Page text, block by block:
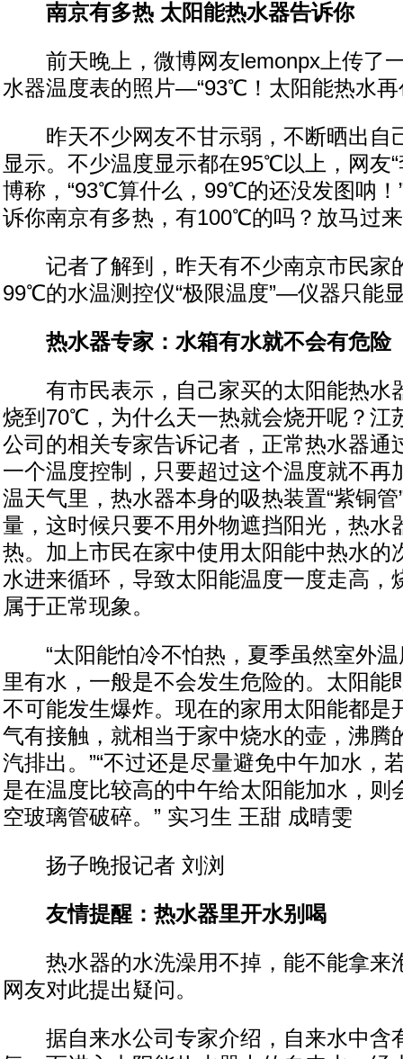
南京有多热 太阳能热水器告诉你
前天晚上，微博网友lemonpx上传了
水器温度表的照片—“93℃！太阳能热水再
昨天不少网友不甘示弱，不断晒出自
显示。不少温度显示都在95℃以上，网友
博称，“93℃算什么，99℃的还没发图呐！
诉你南京有多热，有100℃的吗？放马过
记者了解到，昨天有不少南京市民家
99℃的水温测控仪“极限温度”—仪器只能
热水器专家：水箱有水就不会有危险
有市民表示，自己家买的太阳能热水
烧到70℃，为什么天一热就会烧开呢？江
公司的相关专家告诉记者，正常热水器通
一个温度控制，只要超过这个温度就不再
温天气里，热水器本身的吸热装置“紫铜
量，这时候只要不用外物遮挡阳光，热水
热。加上市民在家中使用太阳能中热水的
水进来循环，导致太阳能温度一度走高，
属于正常现象。
“太阳能怕冷不怕热，夏季虽然室外温
里有水，一般是不会发生危险的。太阳
不可能发生爆炸。现在的家用太阳能都是
气有接触，就相当于家中烧水的壶，沸腾
汽排出。”“不过还是尽量避免中午加水，
是在温度比较高的中午给太阳能加水，则
空玻璃管破碎。” 实习生 王甜 成晴雯
扬子晚报记者 刘浏
友情提醒：热水器里开水别喝
热水器的水洗澡用不掉，能不能拿来
网友对此提出疑问。
据自来水公司专家介绍，自来水中含